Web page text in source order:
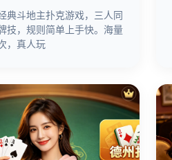
典斗地主扑克游戏，三人同
技，规则简单上手快。海量
，真人玩